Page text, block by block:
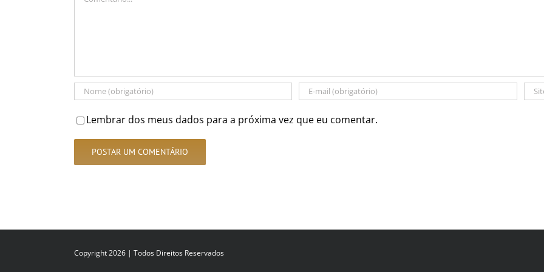
Lembrar dos meus dados para a próxima vez que eu comentar.
Copyright 2026 | Todos Direitos Reservados